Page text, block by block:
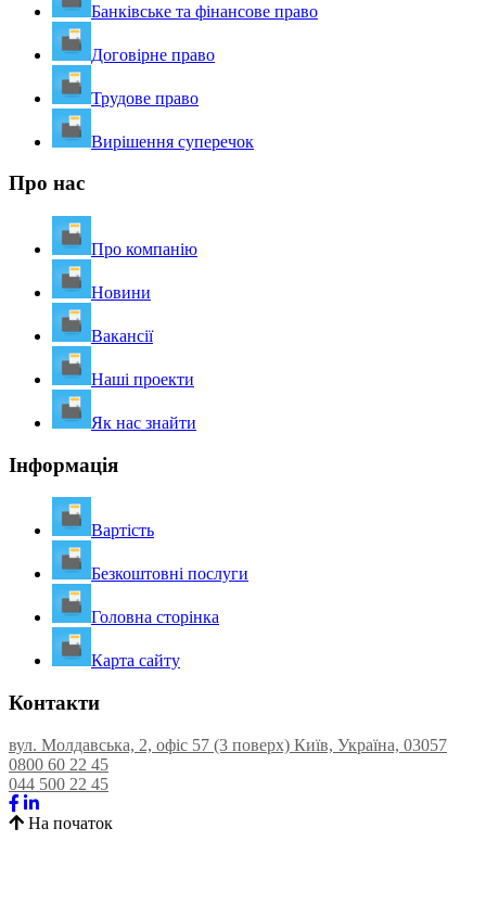
Банківське та фінансове право
Договірне право
Трудове право
Вирішення суперечок
Про нас
Про компанію
Новини
Вакансії
Наші проекти
Як нас знайти
Інформація
Вартість
Безкоштовні послуги
Головна сторінка
Карта сайту
Контакти
вул. Молдавська, 2, офіс 57 (3 поверх) Київ, Україна, 03057
0800 60 22 45
044 500 22 45
На початок